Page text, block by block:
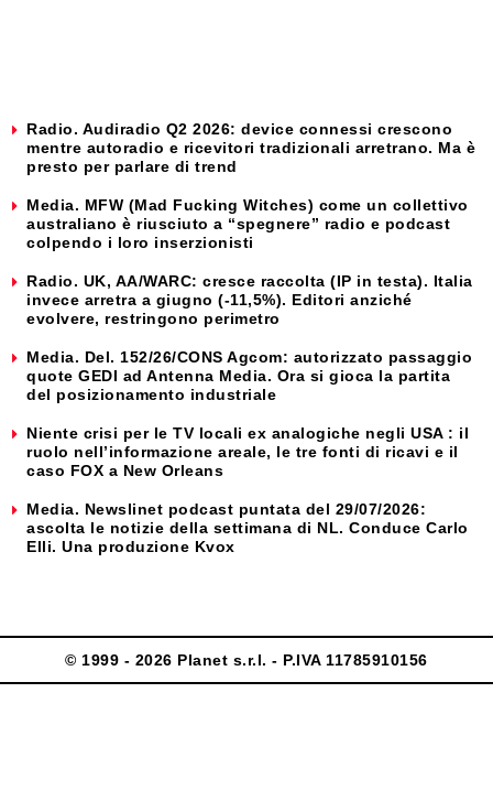
Radio. Audiradio Q2 2026: device connessi crescono
mentre autoradio e ricevitori tradizionali arretrano. Ma è
presto per parlare di trend
Media. MFW (Mad Fucking Witches) come un collettivo
australiano è riusciuto a “spegnere” radio e podcast
colpendo i loro inserzionisti
Radio. UK, AA/WARC: cresce raccolta (IP in testa). Italia
invece arretra a giugno (-11,5%). Editori anziché
evolvere, restringono perimetro
Media. Del. 152/26/CONS Agcom: autorizzato passaggio
quote GEDI ad Antenna Media. Ora si gioca la partita
del posizionamento industriale
Niente crisi per le TV locali ex analogiche negli USA : il
ruolo nell’informazione areale, le tre fonti di ricavi e il
caso FOX a New Orleans
Media. Newslinet podcast puntata del 29/07/2026:
ascolta le notizie della settimana di NL. Conduce Carlo
Elli. Una produzione Kvox
© 1999 - 2026 Planet s.r.l. - P.IVA 11785910156